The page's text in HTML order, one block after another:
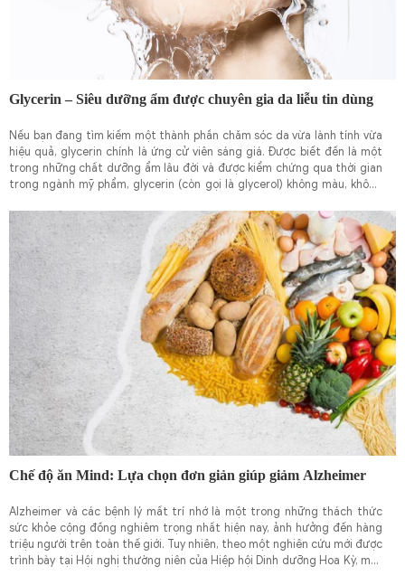
Glycerin – Siêu dưỡng ẩm được chuyên gia da liễu tin dùng
Nếu bạn đang tìm kiếm một thành phần chăm sóc da vừa lành tính vừa
hiệu quả, glycerin chính là ứng cử viên sáng giá. Được biết đến là một
trong những chất dưỡng ẩm lâu đời và được kiểm chứng qua thời gian
trong ngành mỹ phẩm, glycerin (còn gọi là glycerol) không màu, không
ngậm nước.
Chế độ ăn Mind: Lựa chọn đơn giản giúp giảm Alzheimer
Alzheimer và các bệnh lý mất trí nhớ là một trong những thách thức
sức khỏe cộng đồng nghiêm trọng nhất hiện nay, ảnh hưởng đến hàng
triệu người trên toàn thế giới. Tuy nhiên, theo một nghiên cứu mới được
trình bày tại Hội nghị thường niên của Hiệp hội Dinh dưỡng Hoa Kỳ, một